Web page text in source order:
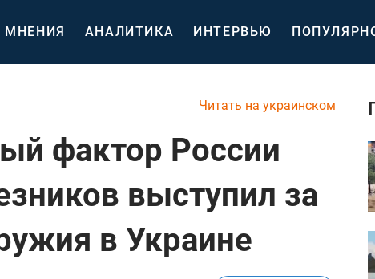
МНЕНИЯ АНАЛИТИКА ИНТЕРВЬЮ
Читать на украинском
фактор России
выступил за
в Украине